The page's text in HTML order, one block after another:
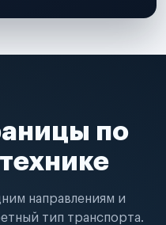
по
направлениям и
тип транспорта.